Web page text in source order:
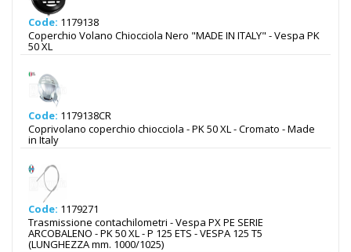
Code: 1179138
Coperchio Volano Chiocciola Nero "MADE IN ITALY" - Vespa PK
50 XL
Code: 1179138CR
Coprivolano coperchio chiocciola - PK 50 XL - Cromato - Made
in Italy
Code: 1179271
Trasmissione contachilometri - Vespa PX PE SERIE
ARCOBALENO - PK 50 XL - P 125 ETS - VESPA 125 T5
(LUNGHEZZA mm. 1000/1025)